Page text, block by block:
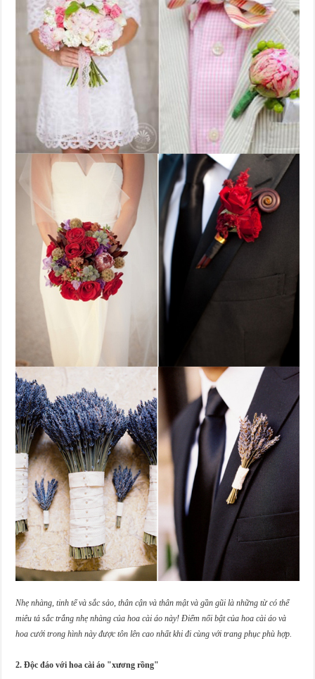
Nhẹ nhàng, tinh tế và sắc sảo, thân cận và thân mật và gần gũi là những từ có thể
miêu tả sắc trắng nhẹ nhàng của hoa cài áo này!Điểm nổi bật của hoa cài áo và
hoa cưới trong hình này được tôn lên cao nhất khi đi cùng với trang phục phù hợp.
2. Độc đáo với hoa cài áo "xương rồng"